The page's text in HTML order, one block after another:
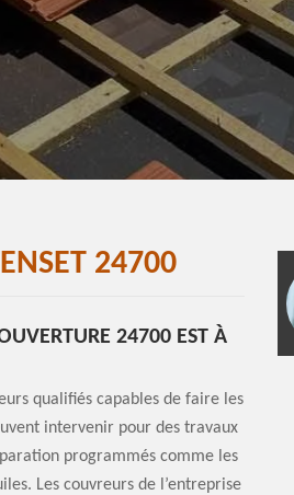
24700
24700 EST À
qualifiés capables de faire les
intervenir pour des travaux
programmés comme les
Les couvreurs de l’entreprise